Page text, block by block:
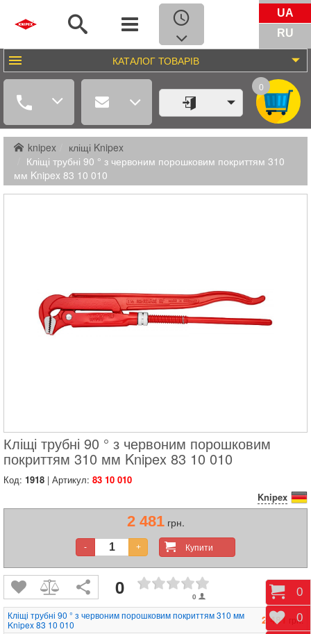
UA
RU
КАТАЛОГ ТОВАРІВ
0
knipex
кліщі Knipex
Кліщі трубні 90 ° з червоним порошковим покриттям 310
мм Knipex 83 10 010
Кліщі трубні 90 ° з червоним порошковим
покриттям 310 мм Knipex 83 10 010
Код: 1918 | Артикул: 83 10 010
Knipex
2 481грн.
Купити
- +
0 0
Кліщі трубні 90 ° з червоним порошковим покриттям 310 мм
Knipex 83 10 010
2 481
грн.
0
0